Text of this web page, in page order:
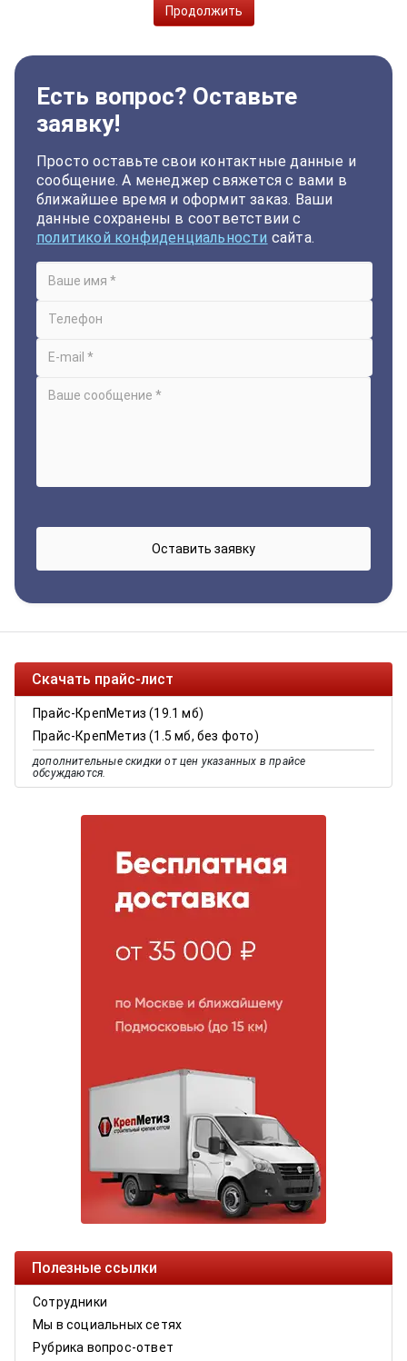
Продолжить
Есть вопрос? Оставьте
заявку!
Просто оставьте свои контактные данные и
сообщение. А менеджер свяжется с вами в
ближайшее время и оформит заказ. Ваши
данные сохранены в соответствии с
политикой конфиденциальности сайта.
Скачать прайс-лист
Прайс-КрепМетиз (19.1 мб)
Прайс-КрепМетиз (1.5 мб, без фото)
дополнительные скидки от цен указанных в прайсе
обсуждаются.
Полезные ссылки
Сотрудники
Мы в социальных сетях
Рубрика вопрос-ответ